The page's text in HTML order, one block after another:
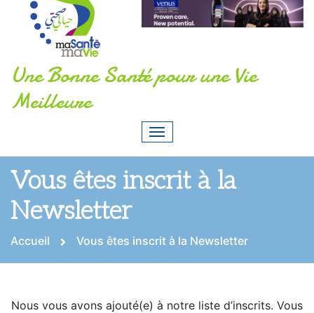
Une Bonne Santé pour une Vie
Meilleure
Vous êtes inscrit à la
Newsletter
Accueil Vous êtes inscrit à la Newsletter
Nous vous avons ajouté(e) à notre liste d’inscrits. Vous